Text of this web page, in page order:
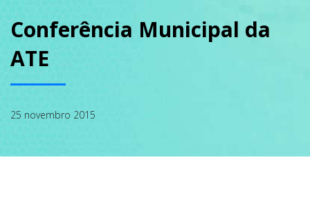
SOBRE
Conferência Municipal da
ATE
25 novembro 2015